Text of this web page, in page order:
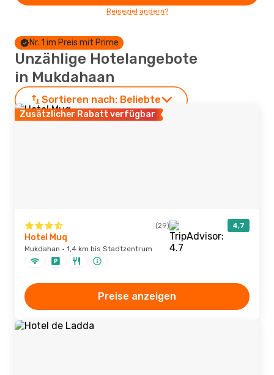
Reiseziel ändern?
Nr. 1 im Preis mit Prime
Unzählige Hotelangebote
in Mukdahaan
Sortieren nach: Beliebte
Zusätzlicher Rabatt verfügbar
(29) 4,7
Hotel Muq
Mukdahan · 1,4 km bis Stadtzentrum
Preise anzeigen